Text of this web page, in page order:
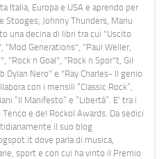
Italia, Europa e USA e aprendo per
Stooges, Johnny Thunders, Manu
una decina di libri tra cui "Uscito
"Mod Generations", "Paul Weller,
"Rock n Goal", "Rock n Spor"t, Gil
Dylan Nero" e "Ray Charles- Il genio
con i mensili “Classic Rock”,
“Il Manifesto” e “Libertà”. E' tra i
e del Rockol Awards. Da sedici
il suo blog
dove parla di musica,
sport e con cui ha vinto il Premio